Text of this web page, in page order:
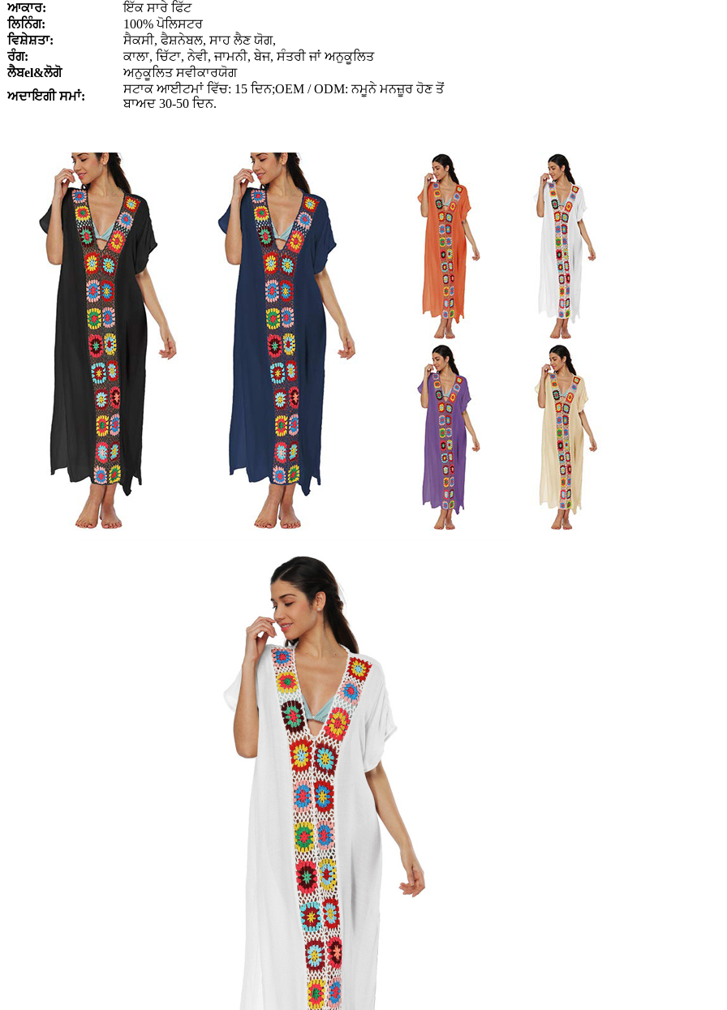
ਆਕਾਰ:
ਇੱਕ ਸਾਰੇ ਫਿੱਟ
ਲਿਨਿੰਗ:
100% ਪੋਲਿਸਟਰ
ਵਿਸ਼ੇਸ਼ਤਾ:
ਸੈਕਸੀ, ਫੈਸ਼ਨੇਬਲ, ਸਾਹ ਲੈਣ ਯੋਗ,
ਰੰਗ:
ਕਾਲਾ, ਚਿੱਟਾ, ਨੇਵੀ, ਜਾਮਨੀ, ਬੇਜ, ਸੰਤਰੀ ਜਾਂ ਅਨੁਕੂਲਿਤ
ਲੈਬel&ਲੋਗੋ
ਅਨੁਕੂਲਿਤ ਸਵੀਕਾਰਯੋਗ
ਅਦਾਇਗੀ ਸਮਾਂ:
ਸਟਾਕ ਆਈਟਮਾਂ ਵਿੱਚ: 15 ਦਿਨ;OEM / ODM: ਨਮੂਨੇ ਮਨਜ਼ੂਰ ਹੋਣ ਤੋਂ
ਬਾਅਦ 30-50 ਦਿਨ.